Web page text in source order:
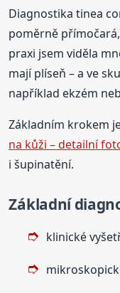
Diagnostika tinea
poměrně
praxi jsem viděla
mají plíseň – a ve
například ekzém
Základním krokem
na kůži – detailní
i šupinatění.
Základní
klinické